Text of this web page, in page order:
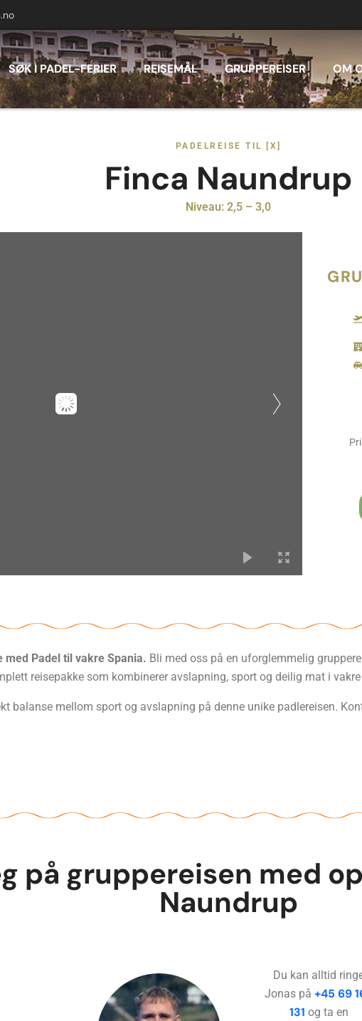
SØK I PADEL-FERIER REISEMÅL GRUPPEREISER OM
PADELREISE TIL [X]
Finca Naundrup
Niveau: 2,5 – 3,0
Padel til vakre Spania. Bli med oss på en uforglemmelig
reisepakke som kombinerer avslapning, sport og deilig mat i
balanse mellom sport og avslapning på denne unike padlereisen.
på gruppereisen med
Naundrup
Du kan alltid
Jonas på +45 69
131 og ta en